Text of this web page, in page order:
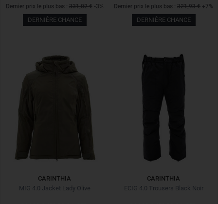
Dernier prix le plus bas : 331,02 € -3%
DERNIÈRE CHANCE
Dernier prix le plus bas : 321,93 € +7%
DERNIÈRE CHANCE
CARINTHIA
MIG 4.0 Jacket Lady Olive
CARINTHIA
ECIG 4.0 Trousers Black Noir